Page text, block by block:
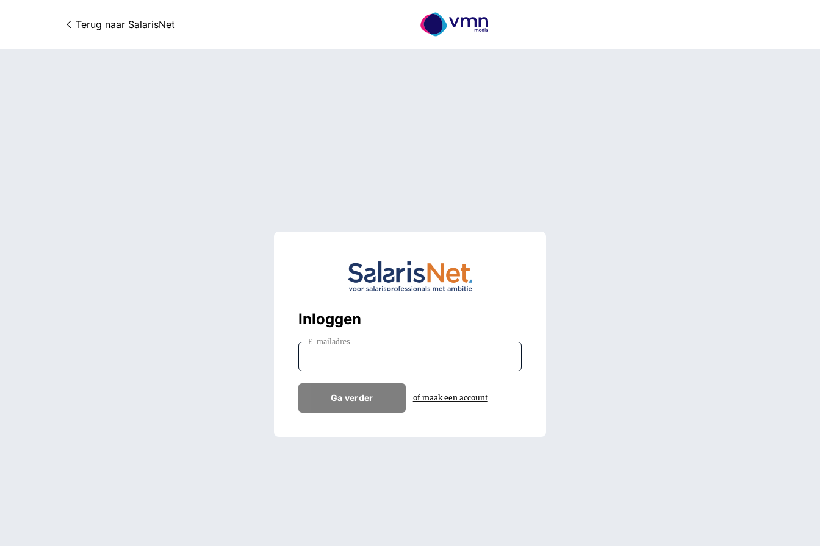
Terug naar SalarisNet
Inloggen
E-mailadres
Ga verder of maak een account